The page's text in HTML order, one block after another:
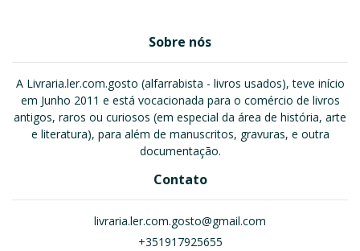
Sobre nós
A Livraria.ler.com.gosto (alfarrabista - livros usados), teve início
em Junho 2011 e está vocacionada para o comércio de livros
antigos, raros ou curiosos (em especial da área de história, arte
e literatura), para além de manuscritos, gravuras, e outra
documentação.
Contato
livraria.ler.com.gosto@gmail.com
+351917925655